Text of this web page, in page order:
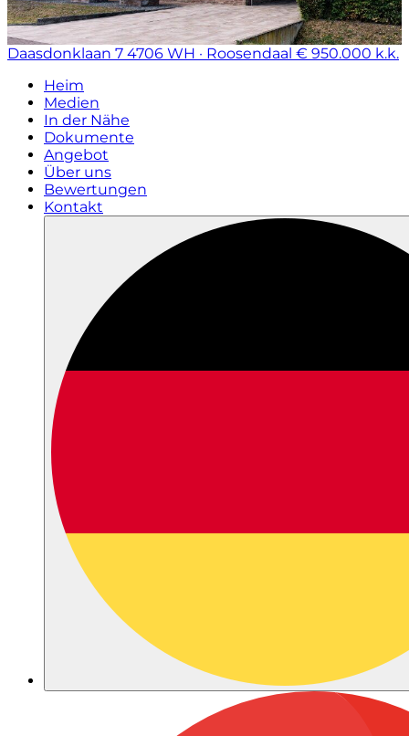
Daasdonklaan 7 4706 WH · Roosendaal € 950.000 k.k.
Heim
Medien
In der Nähe
Dokumente
Angebot
Über uns
Bewertungen
Kontakt